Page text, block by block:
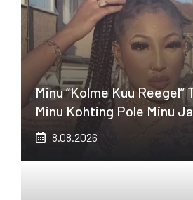
Minu “kolme Kuu Reegel”
Minu Kohting Pole Minu
8.08.2026